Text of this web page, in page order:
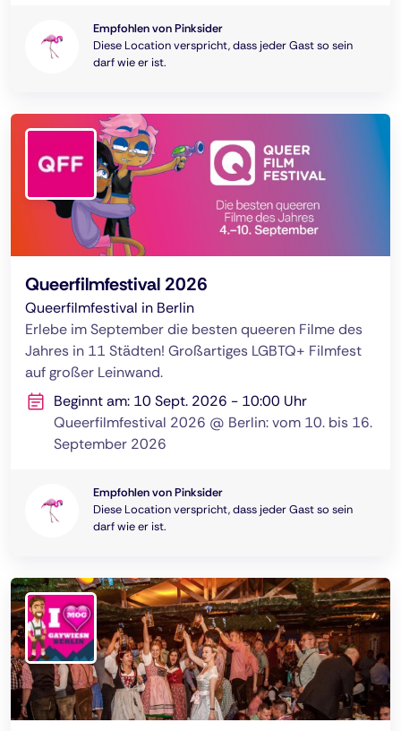
Empfohlen von Pinksider
Diese Location verspricht, dass jeder Gast so sein
darf wie er ist.
Queerfilmfestival 2026
Queerfilmfestival in Berlin
Erlebe im September die besten queeren Filme des
Jahres in 11 Städten! Großartiges LGBTQ+ Filmfest
auf großer Leinwand.
Beginnt am: 10 Sept. 2026 - 10:00 Uhr
Queerfilmfestival 2026 @ Berlin: vom 10. bis 16.
September 2026
Empfohlen von Pinksider
Diese Location verspricht, dass jeder Gast so sein
darf wie er ist.